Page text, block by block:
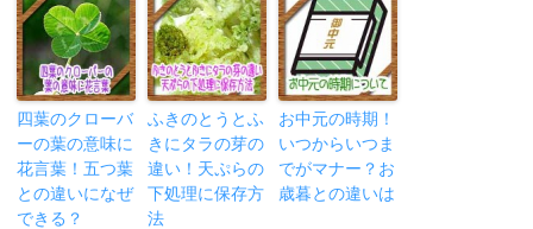
四葉のクローバ
ーの葉の意味に
花言葉！五つ葉
との違いになぜ
できる？
ふきのとうとふ
きにタラの芽の
違い！天ぷらの
下処理に保存方
法
お中元の時期！
いつからいつま
でがマナー？お
歳暮との違いは